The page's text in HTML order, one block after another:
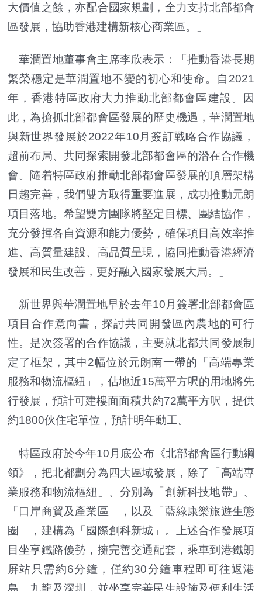
大價值之餘，亦配合國家規劃，全力支持北部都會
區發展，協助香港建構新核心商業區。」
華潤置地董事會主席李欣表示：「推動香港長期
繁榮穩定是華潤置地不變的初心和使命。自2021
年，香港特區政府大力推動北部都會區建設。因
此，為搶抓北部都會區發展的歷史機遇，華潤置地
與新世界發展於2022年10月簽訂戰略合作協議，
超前布局、共同探索開發北部都會區的潛在合作機
會。隨着特區政府推動北部都會區發展的頂層架構
日趨完善，我們雙方取得重要進展，成功推動元朗
項目落地。希望雙方團隊將堅定目標、團結協作，
充分發揮各自資源和能力優勢，確保項目高效率推
進、高質量建設、高品質呈現，協同推動香港經濟
發展和民生改善，更好融入國家發展大局。」
新世界與華潤置地早於去年10月簽署北部都會區
項目合作意向書，探討共同開發區內農地的可行
性。是次簽署的合作協議，主要就北都共同發展制
定了框架，其中2幅位於元朗南一帶的「高端專業
服務和物流樞紐」，佔地近15萬平方呎的用地將先
行發展，預計可建樓面面積共約72萬平方呎，提供
約1800伙住宅單位，預計明年動工。
特區政府於今年10月底公布《北部都會區行動綱
領》，把北都劃分為四大區域發展，除了「高端專
業服務和物流樞紐」、分別為「創新科技地帶」、
「口岸商貿及產業區」，以及「藍綠康樂旅遊生態
圈」，建構為「國際創科新城」。上述合作發展項
目坐享鐵路優勢，擁完善交通配套，乘車到港鐵朗
屏站只需約6分鐘，僅約30分鐘車程即可往返港
島、九龍及深圳，並坐享完善民生設施及便利生活